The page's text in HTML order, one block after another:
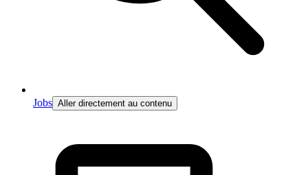
Jobs Aller directement au contenu